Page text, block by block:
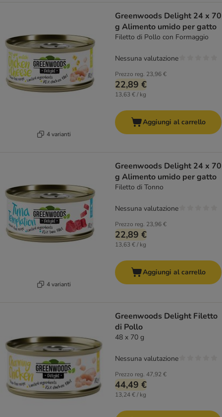
4 varianti
Greenwoods Delight 24 x 70
g Alimento umido per gatto
Filetto di Pollo con Formaggio
Prezzo reg. 23,96 €
22,89 €
13,63 € / kg
Nessuna valutazione
Aggiungi al carrello
4 varianti
Greenwoods Delight 24 x 70
g Alimento umido per gatto
Filetto di Tonno
Prezzo reg. 23,96 €
22,89 €
13,63 € / kg
Nessuna valutazione
Aggiungi al carrello
Greenwoods Delight Filetto
di Pollo
48 x 70 g
Prezzo reg. 47,92 €
44,49 €
13,24 € / kg
Nessuna valutazione